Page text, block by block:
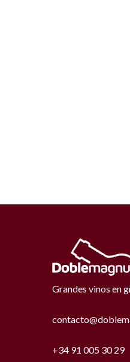
Grandes vinos en
+34 91 005 30 29